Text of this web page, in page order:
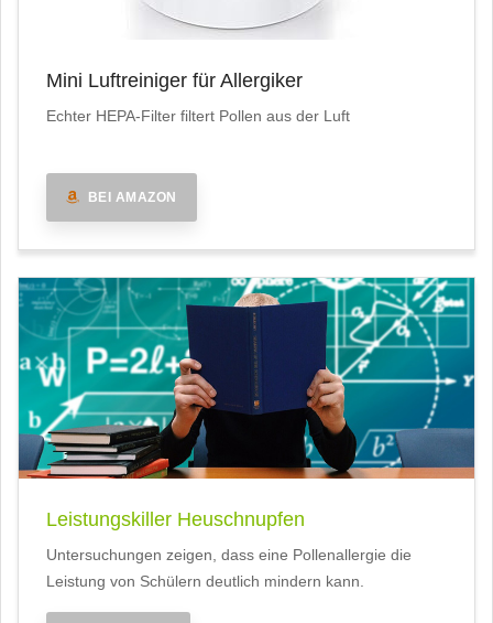
Mini Luftreiniger für Allergiker
Echter HEPA-Filter filtert Pollen aus der Luft
BEI AMAZON
Leistungskiller Heuschnupfen
Untersuchungen zeigen, dass eine Pollenallergie die
Leistung von Schülern deutlich mindern kann.